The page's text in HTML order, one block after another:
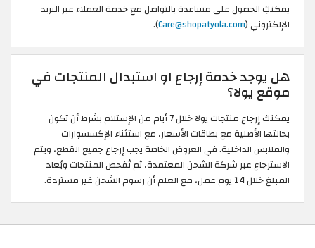
يمكنكِ الحصول على مساعدة بالتواصل مع خدمة العملاء عبر البريد
الإلكتروني (Care@shopatyola.com
).
هل يوجد خدمة إرجاع او استبدال المنتجات في
موقع يولا؟
يمكنك إرجاع منتجات يولا خلال 7 أيام من الإستلام بشرط أن تكون
بحالتها الأصلية مع بطاقات الأسعار، مع استثناء الإكسسوارات
والملابس الداخلية. في العروض الخاصة يجب إرجاع جميع القطع، ويتم
الاسترجاع عبر شركة الشحن المعتمدة، ثم تُفحص المنتجات ويُعاد
المبلغ خلال 14 يوم عمل، مع العلم أن رسوم الشحن غير مستردة.